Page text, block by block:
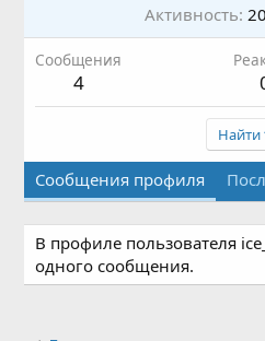
Активность
Сообщения
4
Найти
Сообщения профиля
В профиле пользователя
одного сообщения.